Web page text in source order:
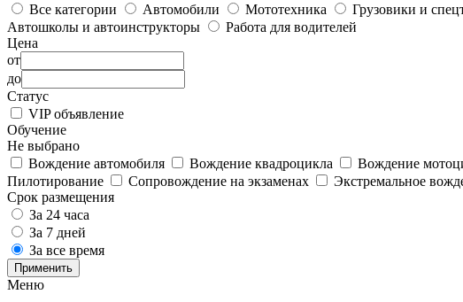
Все категории
Автомобили Мототехника Грузовики и
Автошколы и автоинструкторы
Работа для водителей
Цена
от
до
Статус
VIP объявление
Обучение
Не выбрано
Вождение автомобиля
Вождение квадроцикла Вождение
Пилотирование
Сопровождение на экзаменах
Экстремальное
Срок размещения
За 24 часа
За 7 дней
За все время
Применить
Меню